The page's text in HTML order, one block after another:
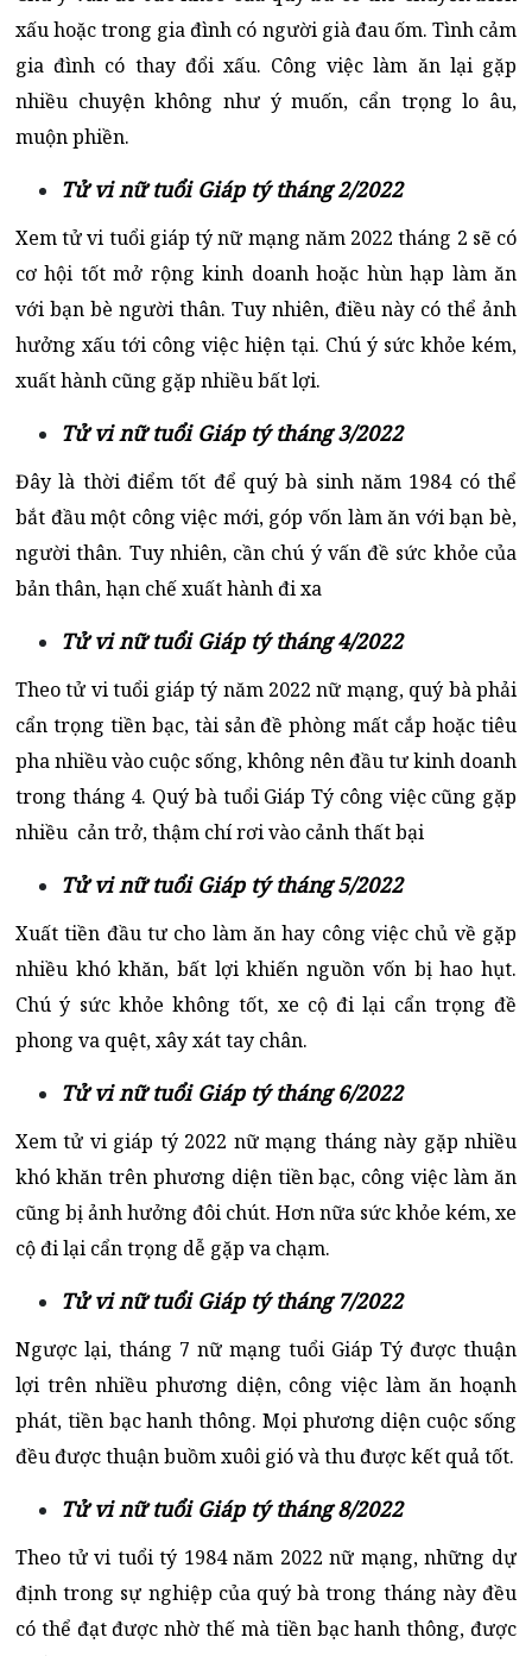
xấu hoặc trong gia đình có người già đau ốm. Tình cảm
gia đình có thay đổi xấu. Công việc làm ăn lại gặp
nhiều chuyện không như ý muốn, cẩn trọng lo âu,
muộn phiền.
Tử vi nữ tuổi Giáp tý tháng 2/2022
Xem tử vi tuổi giáp tý nữ mạng năm 2022 tháng 2 sẽ có
cơ hội tốt mở rộng kinh doanh hoặc hùn hạp làm ăn
với bạn bè người thân. Tuy nhiên, điều này có thể ảnh
hưởng xấu tới công việc hiện tại. Chú ý sức khỏe kém,
xuất hành cũng gặp nhiều bất lợi.
Tử vi nữ tuổi Giáp tý tháng 3/2022
Đây là thời điểm tốt để quý bà sinh năm 1984 có thể
bắt đầu một công việc mới, góp vốn làm ăn với bạn bè,
người thân. Tuy nhiên, cần chú ý vấn đề sức khỏe của
bản thân, hạn chế xuất hành đi xa
Tử vi nữ tuổi Giáp tý tháng 4/2022
Theo tử vi tuổi giáp tý năm 2022 nữ mạng, quý bà phải
cẩn trọng tiền bạc, tài sản đề phòng mất cắp hoặc tiêu
pha nhiều vào cuộc sống, không nên đầu tư kinh doanh
trong tháng 4. Quý bà tuổi Giáp Tý công việc cũng gặp
nhiều cản trở, thậm chí rơi vào cảnh thất bại
Tử vi nữ tuổi Giáp tý tháng 5/2022
Xuất tiền đầu tư cho làm ăn hay công việc chủ về gặp
nhiều khó khăn, bất lợi khiến nguồn vốn bị hao hụt.
Chú ý sức khỏe không tốt, xe cộ đi lại cẩn trọng đề
phong va quệt, xây xát tay chân.
Tử vi nữ tuổi Giáp tý tháng 6/2022
Xem tử vi giáp tý 2022 nữ mạng tháng này gặp nhiều
khó khăn trên phương diện tiền bạc, công việc làm ăn
cũng bị ảnh hưởng đôi chút. Hơn nữa sức khỏe kém, xe
cộ đi lại cẩn trọng dễ gặp va chạm.
Tử vi nữ tuổi Giáp tý tháng 7/2022
Ngược lại, tháng 7 nữ mạng tuổi Giáp Tý được thuận
lợi trên nhiều phương diện, công việc làm ăn hoạnh
phát, tiền bạc hanh thông. Mọi phương diện cuộc sống
đều được thuận buồm xuôi gió và thu được kết quả tốt.
Tử vi nữ tuổi Giáp tý tháng 8/2022
Theo tử vi tuổi tý 1984 năm 2022 nữ mạng, những dự
định trong sự nghiệp của quý bà trong tháng này đều
có thể đạt được nhờ thế mà tiền bạc hanh thông, được